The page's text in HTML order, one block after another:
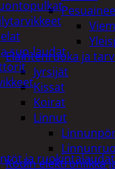
Eläintenruoka ja
Jyrsijät
Kissat
Koirat
Linnut
Kodin elektroniikka
sup-laudat
ja ruokintalaudat